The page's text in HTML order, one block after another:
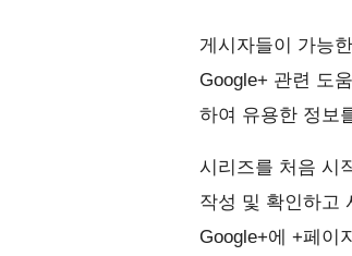
게시자들이 가능
Google+ 관련 도
하여 유용한 정보
시리즈를 처음 시
작성 및 확인하고
Google+에 +페이